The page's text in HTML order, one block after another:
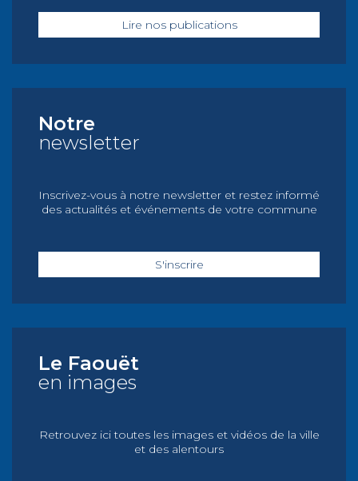
Lire nos publications
Notre
newsletter
Inscrivez-vous à notre newsletter et restez informé
des actualités et événements de votre commune
S'inscrire
Le Faouët
en images
Retrouvez ici toutes les images et vidéos de la ville
et des alentours